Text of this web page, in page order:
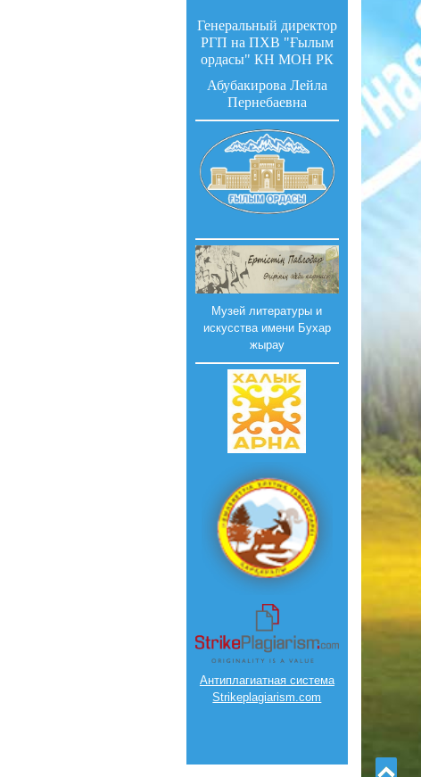
Генеральный директор
РГП на ПХВ "Ғылым
ордасы" КН МОН РК
Абубакирова Лейла
Пернебаевна
Музей литературы и
искусства имени Бухар
жырау
Антиплагиатная система
Strikeplagiarism.com